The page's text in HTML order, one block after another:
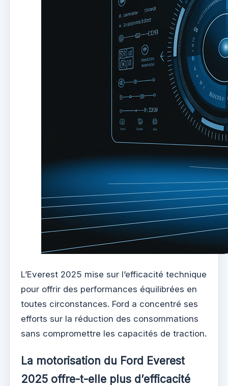
L’Everest 2025 mise sur l’efficacité technique
pour offrir des performances équilibrées en
toutes circonstances. Ford a concentré ses
efforts sur la réduction des consommations
sans compromettre les capacités de traction.
La motorisation du Ford Everest
2025 offre-t-elle plus d’efficacité